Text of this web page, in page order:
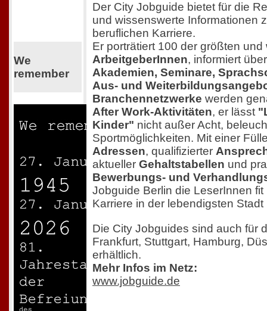
We
remember
Der City Jobguide bietet für die
und wissenswerte Informationen
beruflichen Karriere.
Er porträtiert 100 der größten und
ArbeitgeberInnen, informiert
Akademien, Seminare,
Aus- und
Branchennetzwerke werden
After Work-Aktivitäten, er lässt
Kinder" nicht außer Acht,
Sportmöglichkeiten. Mit einer
Adressen, qualifizierter
aktueller Gehaltstabellen und
Bewerbungs- und
Jobguide Berlin die LeserInnen
Karriere in der lebendigsten
Die City Jobguides sind auch für
Frankfurt, Stuttgart, Hamburg,
erhältlich.
Mehr Infos im Netz:
www.jobguide.de